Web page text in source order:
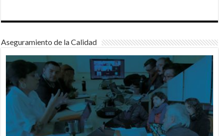
Aseguramiento de la Calidad